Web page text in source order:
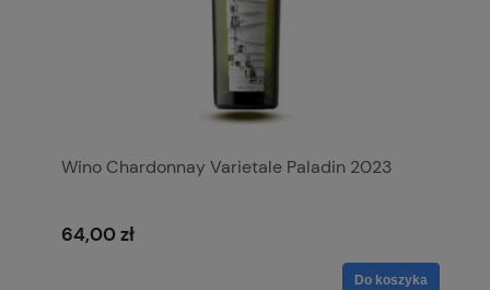
Wino Chardonnay Varietale Paladin 2023
64,00 zł
Do koszyka